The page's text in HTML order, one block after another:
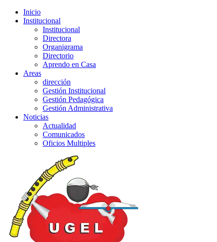
Inicio
Institucional
Institucional
Directora
Organigrama
Directorio
Aprendo en Casa
Areas
dirección
Gestión Institucional
Gestión Pedagógica
Gestión Administrativa
Noticias
Actualidad
Comunicados
Oficios Multiples